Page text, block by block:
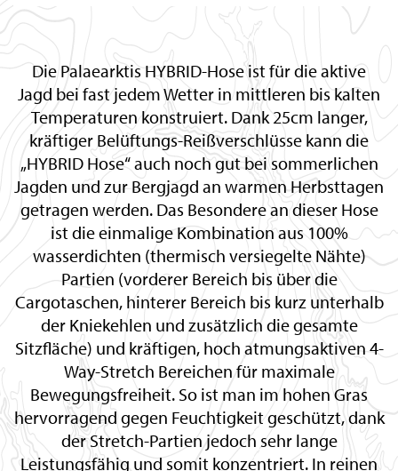
Die Palaearktis HYBRID-Hose ist für die aktive
Jagd bei fast jedem Wetter in mittleren bis kalten
Temperaturen konstruiert. Dank 25cm langer,
kräftiger Belüftungs-Reißverschlüsse kann die
„HYBRID Hose“ auch noch gut bei sommerlichen
Jagden und zur Bergjagd an warmen Herbsttagen
getragen werden. Das Besondere an dieser Hose
ist die einmalige Kombination aus 100%
wasserdichten (thermisch versiegelte Nähte)
Partien (vorderer Bereich bis über die
Cargotaschen, hinterer Bereich bis kurz unterhalb
der Kniekehlen und zusätzlich die gesamte
Sitzfläche) und kräftigen, hoch atmungsaktiven 4-
Way-Stretch Bereichen für maximale
Bewegungsfreiheit. So ist man im hohen Gras
hervorragend gegen Feuchtigkeit geschützt, dank
der Stretch-Partien jedoch sehr lange
Leistungsfähig und somit konzentriert. In reinen